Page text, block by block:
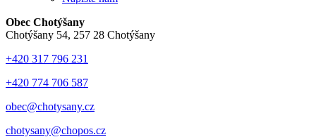
Obec Chotýšany
Chotýšany 54, 257 28 Chotýšany
+420 317 796 231
+420 774 706 587
obec@chotysany.cz
chotysany@chopos.cz